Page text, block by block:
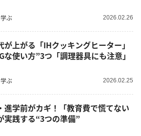
ぶ 2026.02.26
が上がる「IHクッキングヒーター」
な使い方”3つ「調理器具にも注意」
ぶ 2026.02.25
進学前がカギ！「教育費で慌てない
実践する“3つの準備”